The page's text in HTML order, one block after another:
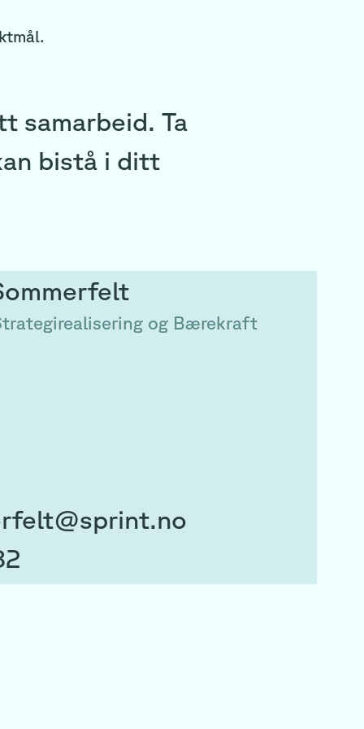
samarbeid. Ta
bistå i ditt
og Bærekraft